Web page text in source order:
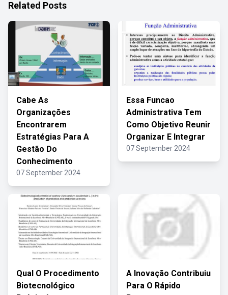
Related Posts
Cabe As
Organizações
Encontrarem
Estratégias Para A
Gestão Do
Conhecimento
07 September 2024
Essa Funcao
Administrativa Tem
Como Objetivo Reunir
Organizar E Integrar
07 September 2024
Qual O Procedimento
Biotecnológico
A Inovação Contribuiu
Para O Rápido